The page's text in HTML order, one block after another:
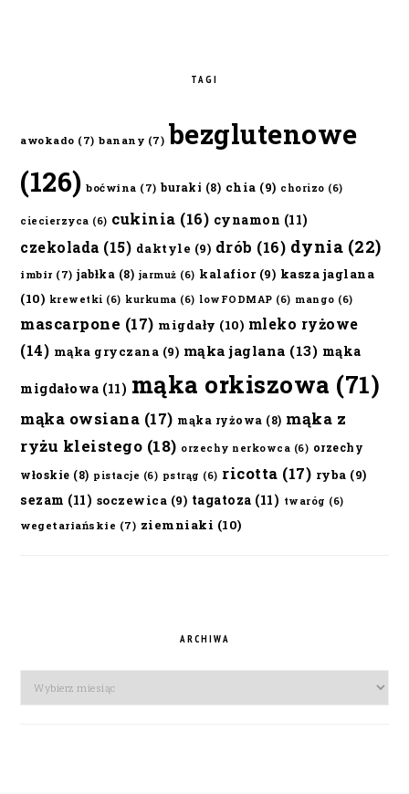
TAGI
awokado (7) banany (7) bezglutenowe
(126) boćwina (7) buraki (8) chia (9) chorizo (6)
ciecierzyca (6) cukinia (16) cynamon (11)
czekolada (15) daktyle (9) drób (16) dynia (22)
imbir (7) jabłka (8) jarmuż (6) kalafior(9) kasza jaglana
(10) krewetki (6) kurkuma (6) lowFODMAP (6) mango (6)
mascarpone (17) migdały (10) mleko ryżowe
(14) mąka gryczana (9) mąka jaglana (13) mąka
migdałowa (11) mąka orkiszowa (71)
mąka owsiana (17) mąka ryżowa (8) mąka z
ryżu kleistego (18) orzechy nerkowca (6) orzechy
włoskie (8) pistacje (6) pstrąg (6) ricotta (17) ryba (9)
sezam (11) soczewica (9) tagatoza (11) twaróg (6)
wegetariańskie (7) ziemniaki (10)
ARCHIWA
Archiwa